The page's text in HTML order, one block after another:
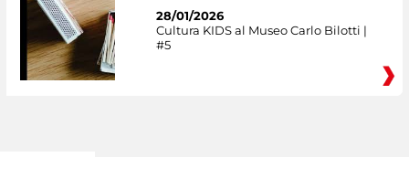
28/01/2026
Cultura KIDS al Museo Carlo Bilotti |
#5